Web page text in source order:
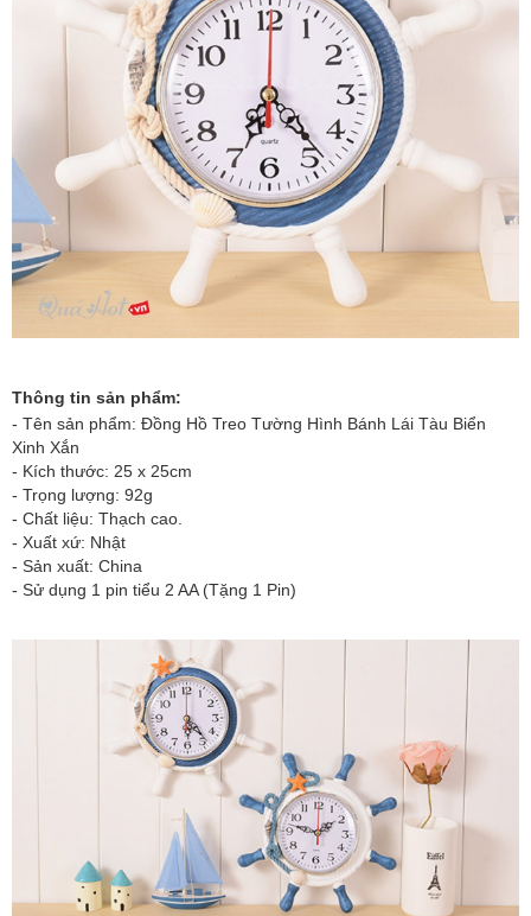
Thông tin sản phẩm:
- Tên sản phẩm: Đồng Hồ Treo Tường Hình Bánh Lái Tàu Biển
Xinh Xắn
- Kích thước: 25 x 25cm
- Trọng lượng: 92g
- Chất liệu: Thạch cao.
- Xuất xứ: Nhật
- Sản xuất: China
- Sử dụng 1 pin tiểu 2 AA (Tặng 1 Pin)